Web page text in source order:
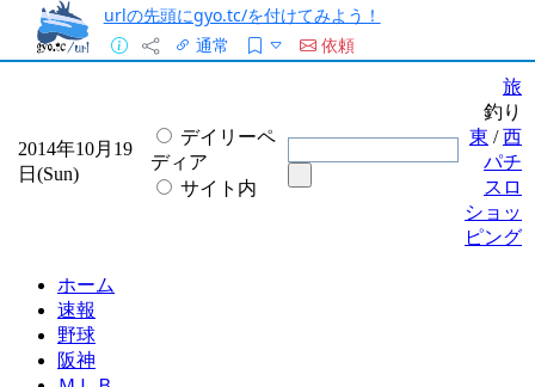
urlの先頭にgyo.tc/を付けてみよう！
通常
依頼